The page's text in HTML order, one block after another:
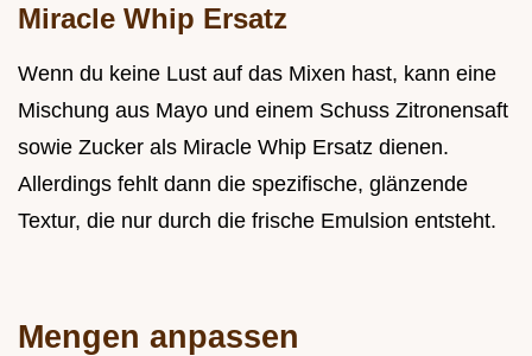
Miracle Whip Ersatz
Wenn du keine Lust auf das Mixen hast, kann eine
Mischung aus Mayo und einem Schuss Zitronensaft
sowie Zucker als Miracle Whip Ersatz dienen.
Allerdings fehlt dann die spezifische, glänzende
Textur, die nur durch die frische Emulsion entsteht.
Mengen anpassen